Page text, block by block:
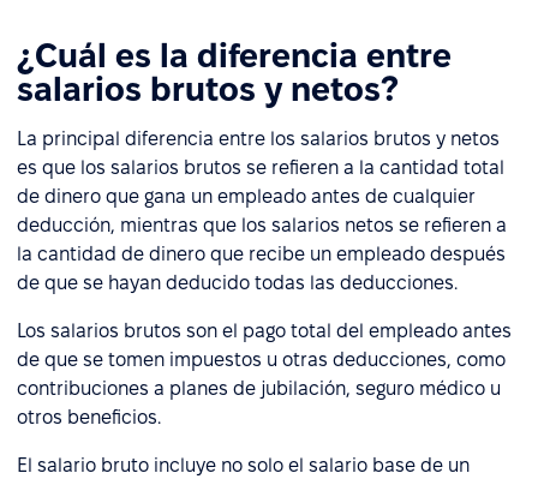
¿Cuál es la diferencia entre
salarios brutos y netos?
La principal diferencia entre los salarios brutos y netos
es que los salarios brutos se refieren a la cantidad total
de dinero que gana un empleado antes de cualquier
deducción, mientras que los salarios netos se refieren a
la cantidad de dinero que recibe un empleado después
de que se hayan deducido todas las deducciones.
Los salarios brutos son el pago total del empleado antes
de que se tomen impuestos u otras deducciones, como
contribuciones a planes de jubilación, seguro médico u
otros beneficios.
El salario bruto incluye no solo el salario base de un